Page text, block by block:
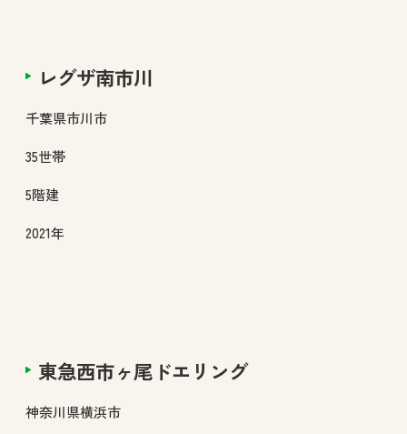
レグザ南市川
千葉県市川市
35世帯
5階建
2021年
東急西市ヶ尾ドエリング
神奈川県横浜市